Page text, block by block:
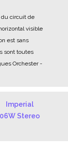
du circuit de
visible
est sans
sont toutes
Orchester -